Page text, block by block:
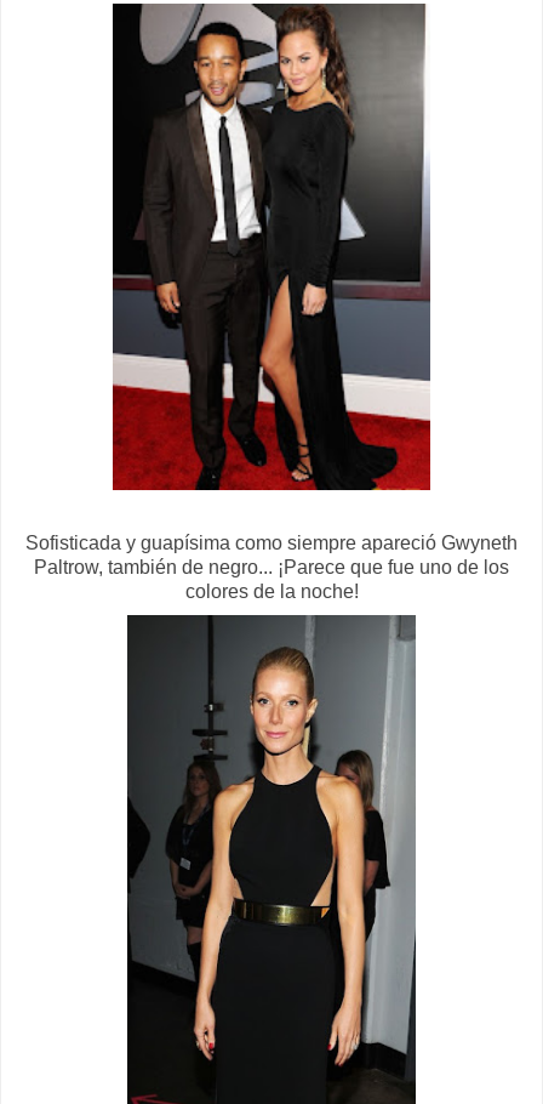
Sofisticada y guapísima como siempre apareció Gwyneth
Paltrow, también de negro... ¡Parece que fue uno de los
colores de la noche!